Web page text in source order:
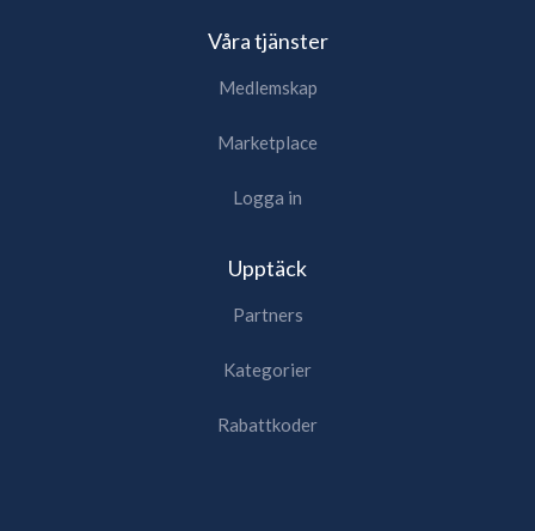
Våra tjänster
Medlemskap
Marketplace
Logga in
Upptäck
Partners
Kategorier
Rabattkoder